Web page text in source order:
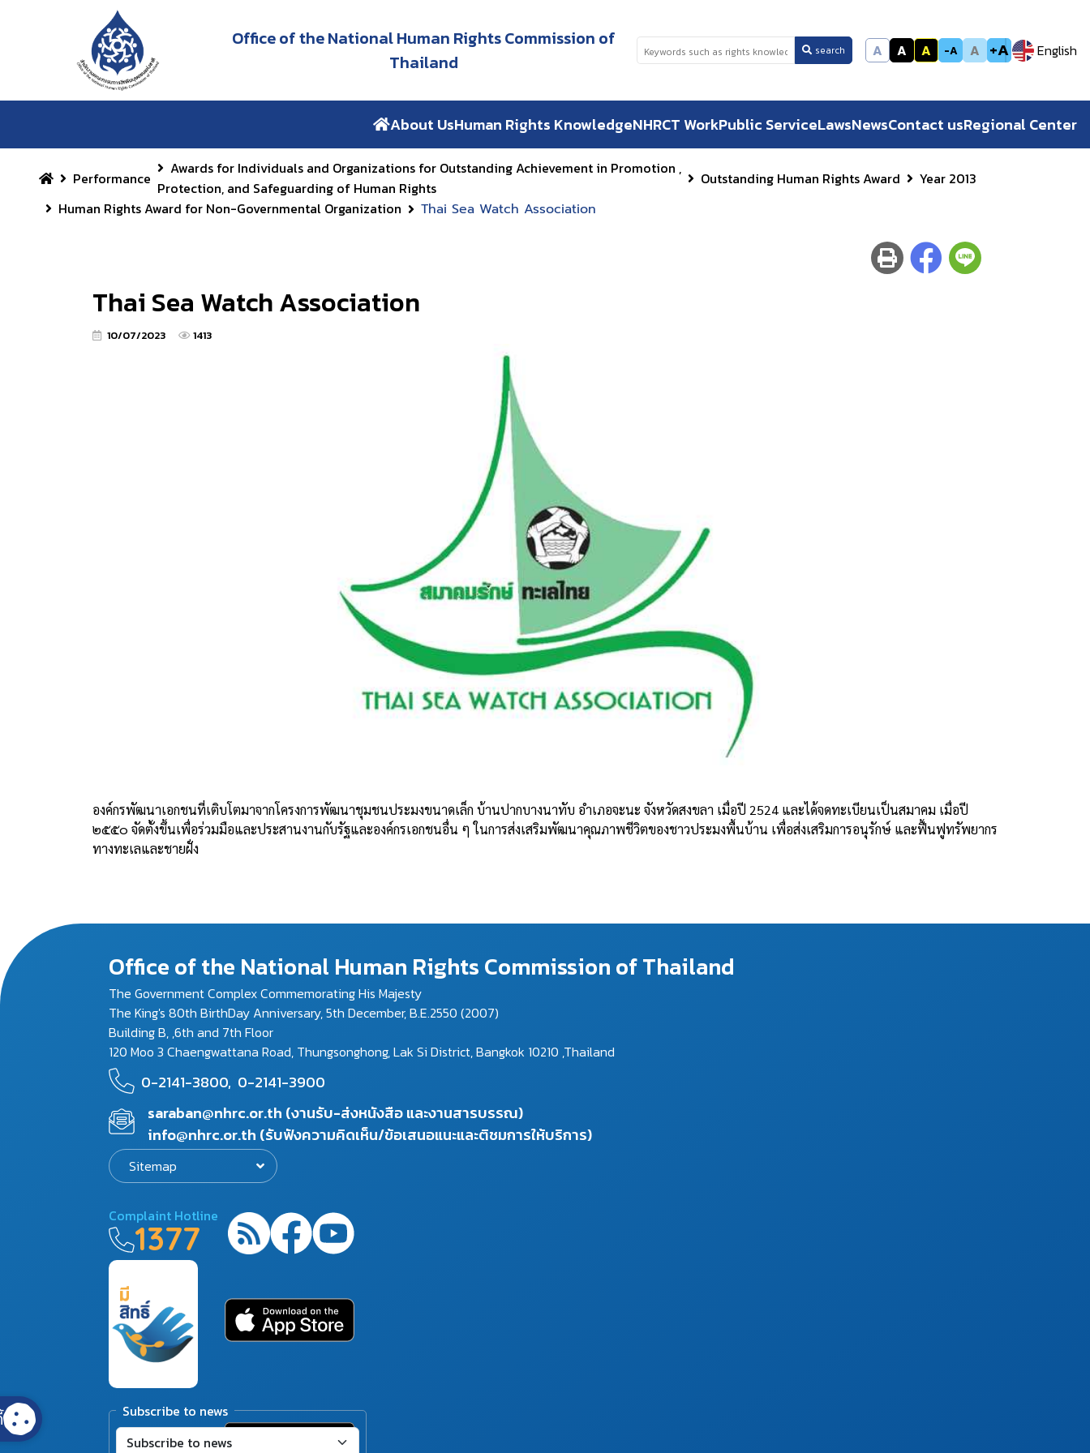
Office of the National Human Rights Commission of
Thailand
search A A A -A A +A English
About UsHuman Rights KnowledgeNHRCT WorkPublic ServiceLawsNewsContact usRegional Center
Performance
Awards for Individuals and Organizations for Outstanding Achievement in Promotion ,
Protection, and Safeguarding of Human Rights
Outstanding Human Rights Award
Year 2013
Human Rights Award for Non-Governmental Organization
Thai Sea Watch Association
Thai Sea Watch Association
10/07/2023 1413
องค์กรพัฒนาเอกชนที่เติบโตมาจากโครงการพัฒนาชุมชนประมงขนาดเล็ก บ้านปากบางนาทับ อำเภอจะนะ จังหวัดสงขลา เมื่อปี 2524 และได้จดทะเบียนเป็นสมาคม เมื่อปี
๒๕๕๐ จัดตั้งขึ้นเพื่อร่วมมือและประสานงานกับรัฐและองค์กรเอกชนอื่น ๆ ในการส่งเสริมพัฒนาคุณภาพชีวิตของชาวประมงพื้นบ้าน เพื่อส่งเสริมการอนุรักษ์ และฟื้นฟูทรัพยากร
ทางทะเลและชายฝั่ง
Office of the National Human Rights Commission of Thailand
The Government Complex Commemorating His Majesty
The King's 80th BirthDay Anniversary, 5th December, B.E.2550 (2007)
Building B, ,6th and 7th Floor
120 Moo 3 Chaengwattana Road, Thungsonghong, Lak Si District, Bangkok 10210 ,Thailand
0-2141-3800, 0-2141-3900
saraban@nhrc.or.th (งานรับ-ส่งหนังสือ และงานสารบรรณ)
info@nhrc.or.th (รับฟังความคิดเห็น/ข้อเสนอแนะและติชมการให้บริการ)
Sitemap
Complaint Hotline
1377
Subscribe to news